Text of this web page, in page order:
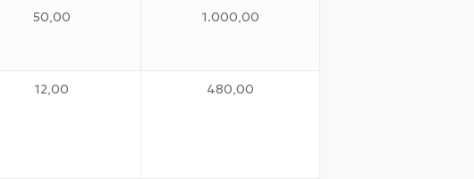
50,00 1.000,00
12,00 480,00